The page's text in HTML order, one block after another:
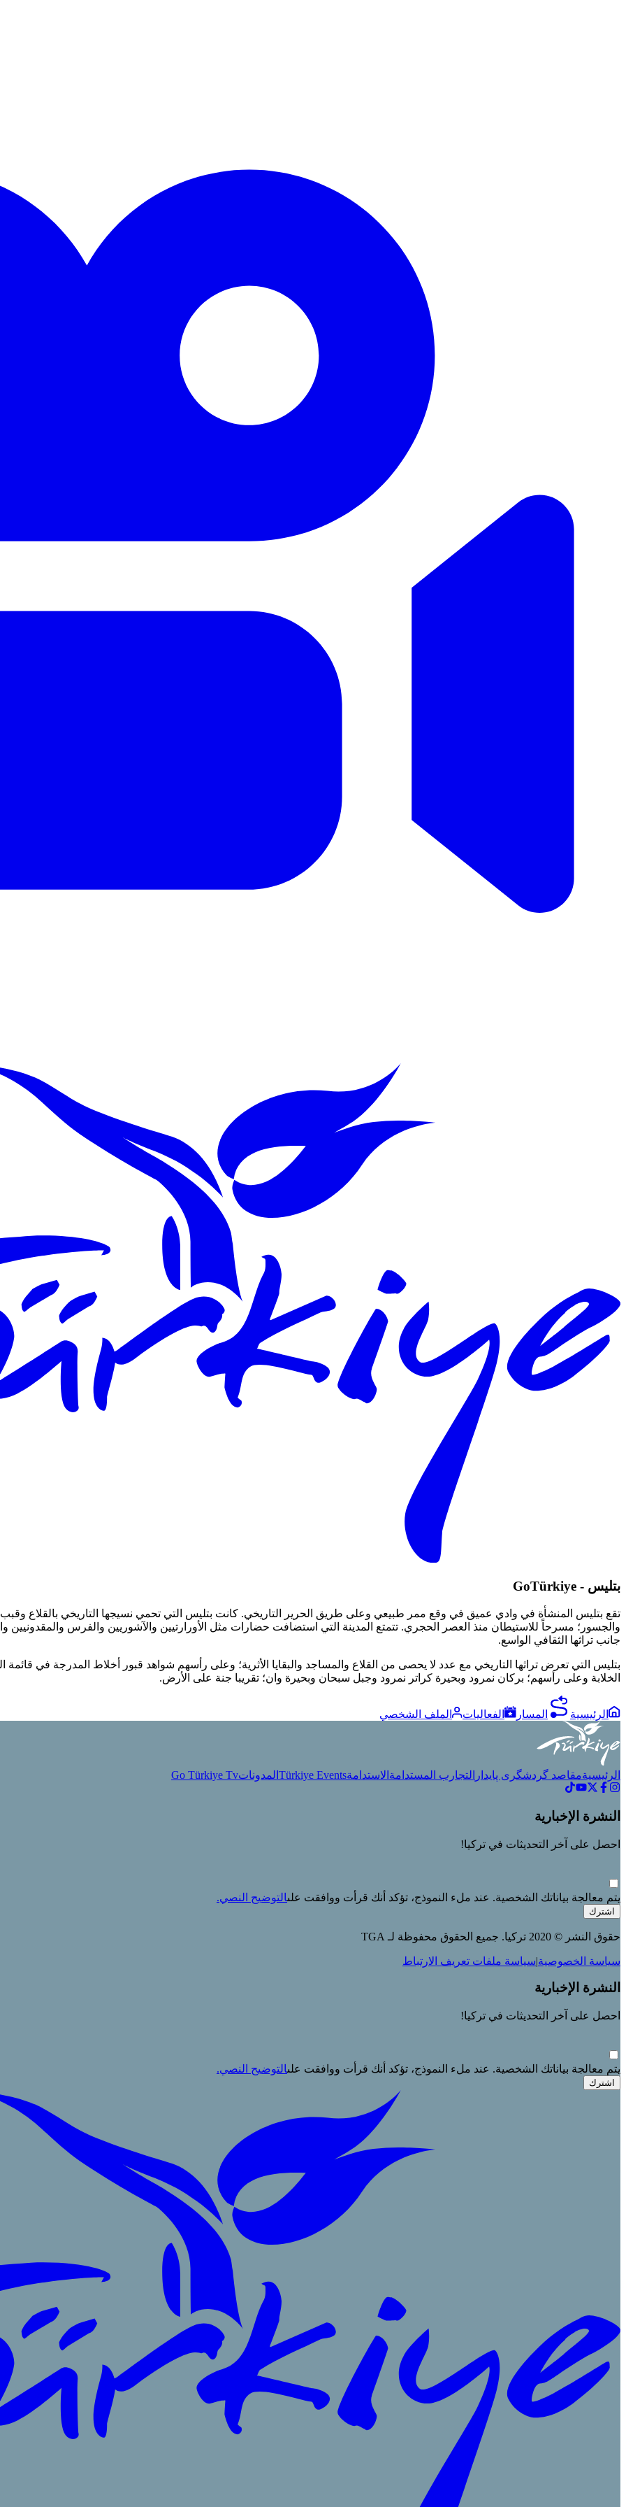
بتليس - GoTürkiye
تقع بتليس المنشأة في وادي عميق في وقع ممر طبيعي وعلى طريق الحرير التاريخي. كانت بتليس التي تحمي نسيجها التاريخي بالقلاع
والجسور؛ مسرحاً للاستيطان منذ العصر الحجري. تتمتع المدينة التي استضافت حضارات مثل الأورارتيين والآشوريين والفرس والمقدونيين
جانب تراثها الثقافي الواسع.
بتليس التي تعرض تراثها التاريخي مع عدد لا يحصى من القلاع والمساجد والبقايا الأثرية؛ وعلى رأسهم شواهد قبور أخلاط المدرجة في قائمة
الخلابة وعلى رأسهم؛ بركان نمرود وبحيرة كراتر نمرود وجبل سبحان وبحيرة وان؛ تقريبا جنة على الأرض.
الرئيسية المسار الفعاليات الملف الشخصي
الرئيسيةمقاصد گردشگری پایدار التجارب المستدامة الاستدامةTürkiye Events المدوناتGo Türkiye Tv
النشرة الإخبارية
احصل على آخر التحديثات في تركيا!
يتم معالجة بياناتك الشخصية. عند ملء النموذج، تؤكد أنك قرأت ووافقت علىالتوضيح النصي.
اشترك
حقوق النشر © 2020 تركيا. جميع الحقوق محفوظة لـ TGA
سياسة الخصوصية|سياسة ملفات تعريف الارتباط
النشرة الإخبارية
احصل على آخر التحديثات في تركيا!
يتم معالجة بياناتك الشخصية. عند ملء النموذج، تؤكد أنك قرأت ووافقت علىالتوضيح النصي.
اشترك